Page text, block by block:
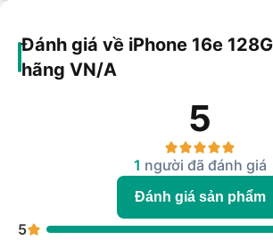
Đánh giá về iPhone 16e
hãng VN/A
5
1 người đã đánh giá
Đánh giá sản phẩm
5